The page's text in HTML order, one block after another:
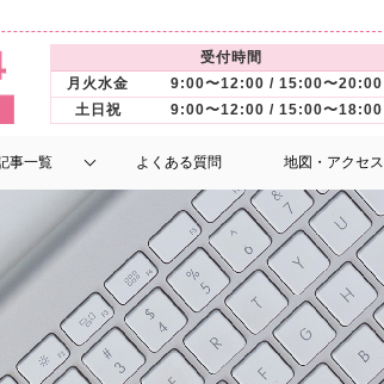
受付時間
月火水金
9:00〜12:00 / 15:00〜20:00
土日祝
9:00〜12:00 / 15:00〜18:00
事一覧 よくある質問 地図・アクセス